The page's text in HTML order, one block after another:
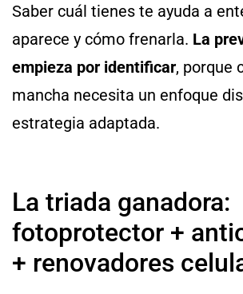
Saber cuál tienes te ayuda a
aparece y cómo frenarla. La
empieza por identificar, porque
mancha necesita un enfoque
estrategia adaptada.
La triada ganadora:
fotoprotector +
+ renovadores